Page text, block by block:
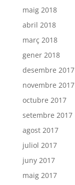
maig 2018
abril 2018
març 2018
gener 2018
desembre 2017
novembre 2017
octubre 2017
setembre 2017
agost 2017
juliol 2017
juny 2017
maig 2017